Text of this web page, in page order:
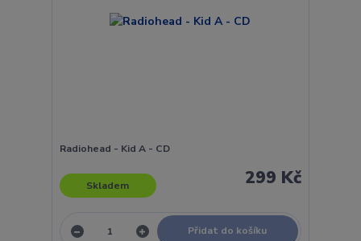
Radiohead - Kid A - CD
299 Kč
Skladem
Přidat do košíku